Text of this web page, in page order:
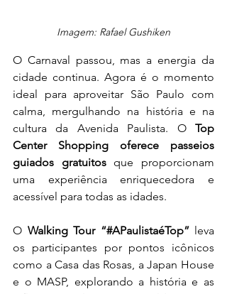
Imagem: Rafael Gushiken
O Carnaval passou, mas a energia da
cidade continua. Agora é o momento
ideal para aproveitar São Paulo com
calma, mergulhando na história e na
cultura da Avenida Paulista. O Top
Center Shopping oferece passeios
guiados gratuitos que proporcionam
uma experiência enriquecedora e
acessível para todas as idades.
O Walking Tour “#APaulistaéTop” leva
os participantes por pontos icônicos
como a Casa das Rosas, a Japan House
e o MASP, explorando a história e as